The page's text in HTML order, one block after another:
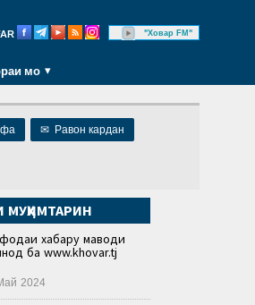
"Ховар FM"
мо
✉ Равон кардан
МУҲИМТАРИН
хабару маводи
ба www.khovar.tj
2024